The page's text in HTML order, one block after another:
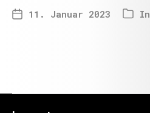
11. Januar 2023 In